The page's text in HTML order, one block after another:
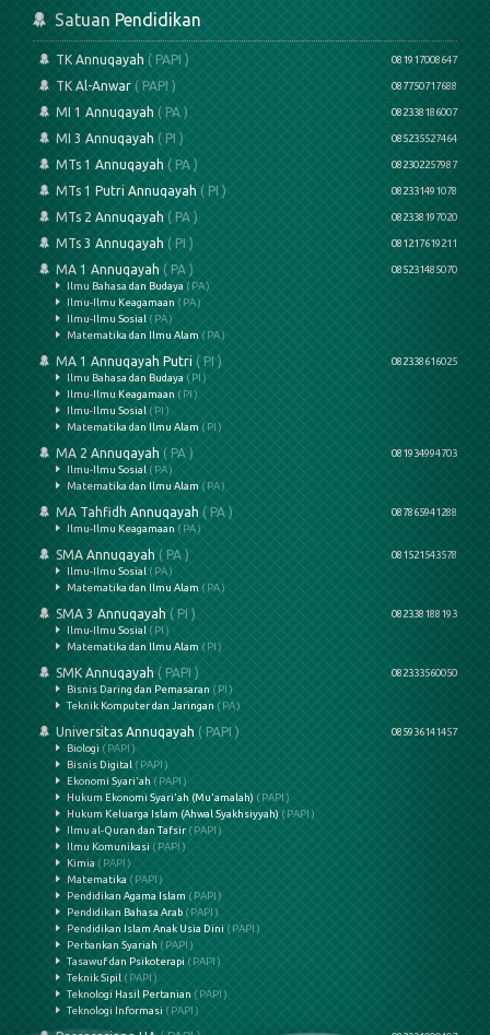
Satuan Pendidikan
TK Annuqayah ( PAPI ) 081917008647
TK Al-Anwar ( PAPI ) 087750717688
MI 1 Annuqayah ( PA ) 082338186007
MI 3 Annuqayah ( PI ) 085235527464
MTs 1 Annuqayah ( PA ) 082302257987
MTs 1 Putri Annuqayah ( PI ) 082331491078
MTs 2 Annuqayah ( PA ) 082338197020
MTs 3 Annuqayah ( PI ) 081217619211
MA 1 Annuqayah ( PA )
085231485070
Ilmu Bahasa dan Budaya ( PA )
Ilmu-Ilmu Keagamaan ( PA )
Ilmu-Ilmu Sosial ( PA )
Matematika dan Ilmu Alam ( PA )
MA 1 Annuqayah Putri ( PI )
082338616025
Ilmu Bahasa dan Budaya ( PI )
Ilmu-Ilmu Keagamaan ( PI )
Ilmu-Ilmu Sosial ( PI )
Matematika dan Ilmu Alam ( PI )
MA 2 Annuqayah ( PA )
081934994703
Ilmu-Ilmu Sosial ( PA )
Matematika dan Ilmu Alam ( PA )
MA Tahfidh Annuqayah ( PA )
087865941288
Ilmu-Ilmu Keagamaan ( PA )
SMA Annuqayah ( PA )
081521543578
Ilmu-Ilmu Sosial ( PA )
Matematika dan Ilmu Alam ( PA )
SMA 3 Annuqayah ( PI )
082338188193
Ilmu-Ilmu Sosial ( PI )
Matematika dan Ilmu Alam ( PI )
SMK Annuqayah ( PAPI )
082333560050
Bisnis Daring dan Pemasaran ( PI )
Teknik Komputer dan Jaringan( PA )
Universitas Annuqayah ( PAPI )
085936141457
Biologi ( PAPI )
Bisnis Digital ( PAPI )
Ekonomi Syari'ah ( PAPI )
Hukum Ekonomi Syari'ah (Mu'amalah) ( PAPI )
Hukum Keluarga Islam (Ahwal Syakhsiyyah) ( PAPI )
Ilmu al-Quran dan Tafsir ( PAPI )
Ilmu Komunikasi ( PAPI )
Kimia ( PAPI )
Matematika ( PAPI )
Pendidikan Agama Islam ( PAPI )
Pendidikan Bahasa Arab ( PAPI )
Pendidikan Islam Anak Usia Dini ( PAPI )
Perbankan Syariah ( PAPI )
Tasawuf dan Psikoterapi ( PAPI )
Teknik Sipil ( PAPI )
Teknologi Hasil Pertanian ( PAPI )
Teknologi Informasi ( PAPI )